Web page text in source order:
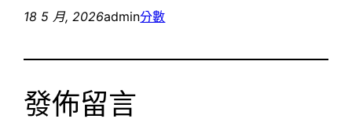
18 5 月, 2026admin分數
發佈留言